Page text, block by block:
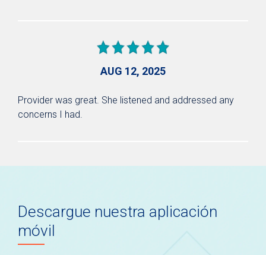
AUG 12, 2025
Provider was great. She listened and addressed any
concerns I had.
Descargue nuestra aplicación
móvil